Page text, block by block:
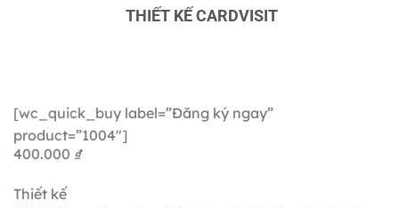
THIẾT KẾ CARDVISIT
[wc_quick_buy label=”Đăng ký ngay”
product=”1004″]
400.000 ₫
Thiết kế